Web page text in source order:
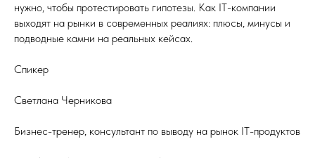
нужно, чтобы протестировать гипотезы. Как IT-компании
выходят на рынки в современных реалиях: плюсы, минусы и
подводные камни на реальных кейсах.
Спикер
Светлана Черникова
Бизнес-тренер, консультант по выводу на рынок IT-продуктов